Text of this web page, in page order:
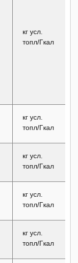
кг усл.
топл/Гкал
кг усл.
топл/Гкал
кг усл.
топл/Гкал
кг усл.
топл/Гкал
кг усл.
топл/Гкал